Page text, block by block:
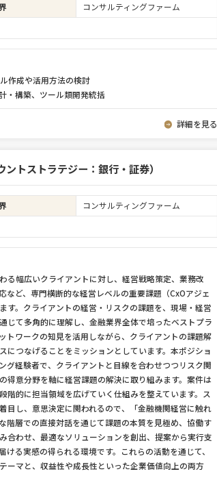
コンサルティングファーム
作成や活用方法の検討
・構築、ツール類開発統括
詳細を見る
トストラテジー：銀行・証券）
コンサルティングファーム
る幅広いクライアントに対し、経営戦略策定、業務改
ど、専門横断的な経営レベルの重要課題（CxOアジェ
す。クライアントの経営・リスクの課題を、現場・経営
じて多角的に理解し、金融業界全体で培ったベストプラ
トワークの知見を活用しながら、クライアントの課題解
つなげることをミッションとしています。本ポジショ
グ経験者で、クライアントと目線を合わせつつリスク関
得意分野を軸に経営課題の解決に取り組みます。案件は
的に担当領域を広げていく仕組みを整えています。ス
目し、意思決定に関われるので、「金融機関経営に触れ
階層での直接対話を通じて課題の本質を見極め、協働す
合わせ、最適なソリューションを創出、提案から実行支
る実感の得られる環境です。これらの活動を通じて、
ーマと、収益性や成長性といった企業価値向上の両方